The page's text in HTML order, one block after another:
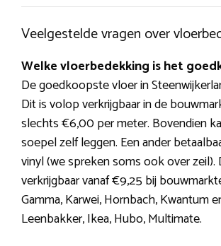
Veelgestelde vragen over
Welke vloerbedekking is het
De goedkoopste vloer in
Dit is volop verkrijgbaar in de
slechts €6,00 per meter. Bovendien
soepel zelf leggen. Een ander
vinyl (we spreken soms ook over zeil).
verkrijgbaar vanaf €9,25 bij
Gamma, Karwei, Hornbach, Kwantum
Leenbakker, Ikea, Hubo, Multimate.